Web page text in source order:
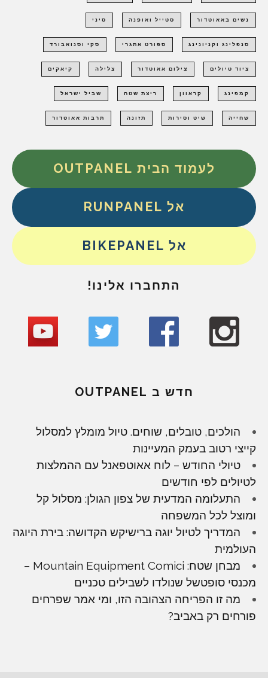
נשים באאוטדור סטייל ואופנה סיני
סנפלינג וקניונינג ספורט אתגרי סקי וסנואבורד
ציוד טיולים צילום אאוטדור צלילה קיאקים
קמפינג קראוון ריצת שטח שביל ישראל
שחייה שיט וסירות תזונה תרבות אאוטדור
לעמוד הבית OUTPANEL
אל RUNPANEL
אל BIKEPANEL
התחברו אלינו!
חדש ב OUTPANEL
הולכים, טובלים, שוחים. טיול מומלץ למסלול
קייצי רטוב בעמק המעיינות
טיולי החודש – לוח אאוטפאנל עם ההמלצות
לטיולים לפי חודשים
התעלומה המדעית של צפון הגולן: מסלול קל
ומוצל לכל המשפחה
המדריך לטיול יוגה ברישיקש הקדושה: בירת היוגה
העולמית
מבחן שטח: Mountain Equipment Comici –
מכנסי סופטשל שנולדו לשבילים טכניים
מה זו הפריחה הצהובה הזו, ומי אמר שפרחים
פורחים רק באביב?